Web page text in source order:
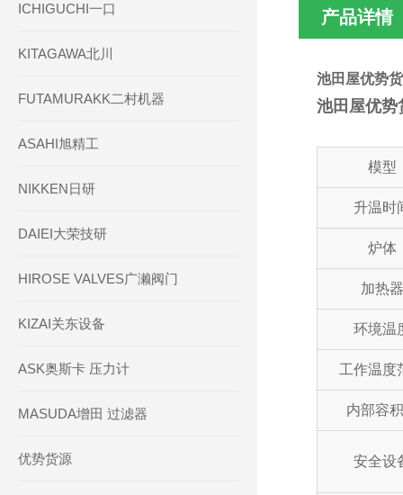
ICHIGUCHI一口
KITAGAWA北川
FUTAMURAKK二村机器
ASAHI旭精工
NIKKEN日研
DAIEI大荣技研
HIROSE VALVES广濑阀门
KIZAI关东设备
ASK奥斯卡 压力计
MASUDA增田 过滤器
优势货源
产品详情
池田屋优势
池田屋优
模型
升温时
炉体
加热器
环境温
工作温度
内部
安全设